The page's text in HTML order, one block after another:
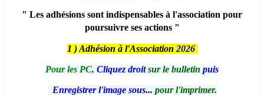
" Les adhésions sont indispensables à l'association pour
poursuivre ses actions "
1 ) Adhésion à l'Association 2026
Pour les PC, Cliquez droitsur le bulletin puis
Enregistrer l'image sous... pour l'imprimer.